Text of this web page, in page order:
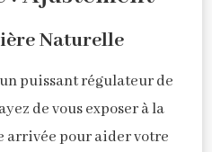
Naturelle
puissant régulateur de
de vous exposer à la
arrivée pour aider votre